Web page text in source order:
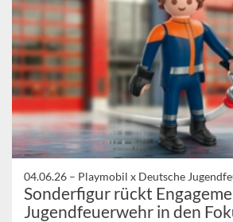
04.06.26 – Playmobil x Deutsche
Sonderfigur rückt
Jugendfeuerwehr in den